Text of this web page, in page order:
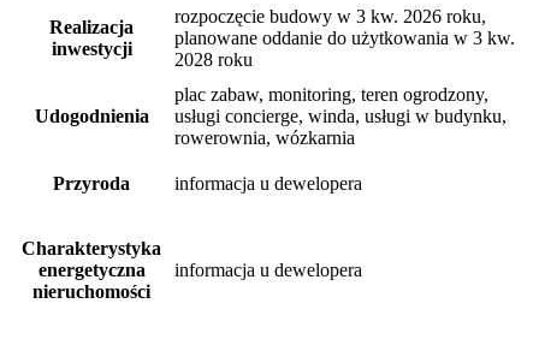
Realizacja
inwestycji
rozpoczęcie budowy w 3 kw. 2026 roku,
planowane oddanie do użytkowania w 3 kw.
2028 roku
Udogodnienia
plac zabaw, monitoring, teren ogrodzony,
usługi concierge, winda, usługi w budynku,
rowerownia, wózkarnia
Przyroda informacja u dewelopera
Charakterystyka
energetyczna
nieruchomości
informacja u dewelopera